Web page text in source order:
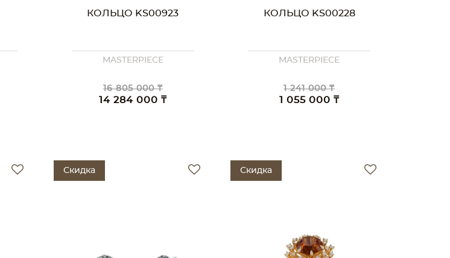
КОЛЬЦО KS00923
MASTERPIECE
16 805 000 ₸
14 284 000 ₸
КОЛЬЦО KS00228
MASTERPIECE
1 241 000 ₸
1 055 000 ₸
Скидка Скидка